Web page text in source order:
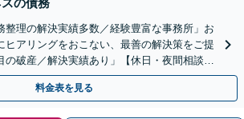
整理の解決実績多数／経験豊富な事務所」お
ヒアリングをおこない、最善の解決策をご提
の破産／解決実績あり」【休日・夜間相談
料金表を見る